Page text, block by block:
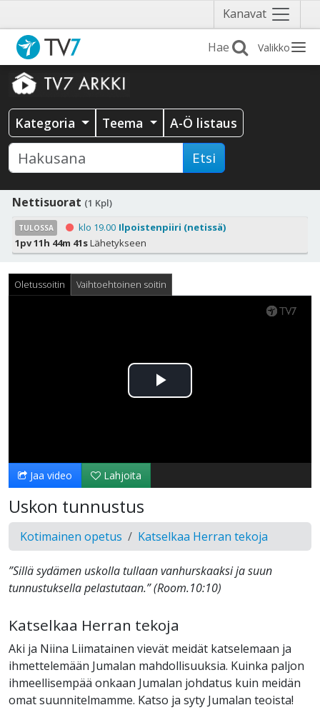
Kanavat Näytä
valikko
Valikko
Kategoria Teema A-Ö listaus
Etsi
Nettisuorat (1 Kpl)
TULOSSA klo 19.00 Ilpoistenpiiri (netissä)
1pv 11h 44m 40sLähetykseen
Oletussoitin Vaihtoehtoinen soitin
Toista
Jaa video Lahjoita
Uskon tunnustus
Kotimainen opetus Katselkaa Herran tekoja
”Sillä sydämen uskolla tullaan vanhurskaaksi ja suun
tunnustuksella pelastutaan.” ‭‭(Room.10‬:‭10‬)
Katselkaa Herran tekoja
Aki ja Niina Liimatainen vievät meidät katselemaan ja
ihmettelemään Jumalan mahdollisuuksia. Kuinka paljon
ihmeellisempää onkaan Jumalan johdatus kuin meidän
omat suunnitelmamme. Katso ja syty Jumalan teoista!